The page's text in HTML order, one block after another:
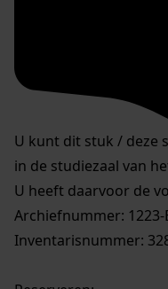
U kunt dit stuk / deze
in de studiezaal van
U heeft daarvoor de
Archiefnummer: 1223-
Inventarisnummer: